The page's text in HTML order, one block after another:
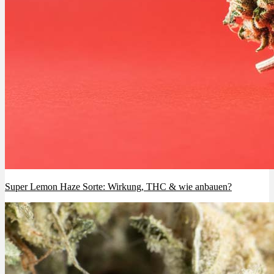
Super Lemon Haze Sorte: Wirkung, THC & wie anbauen?